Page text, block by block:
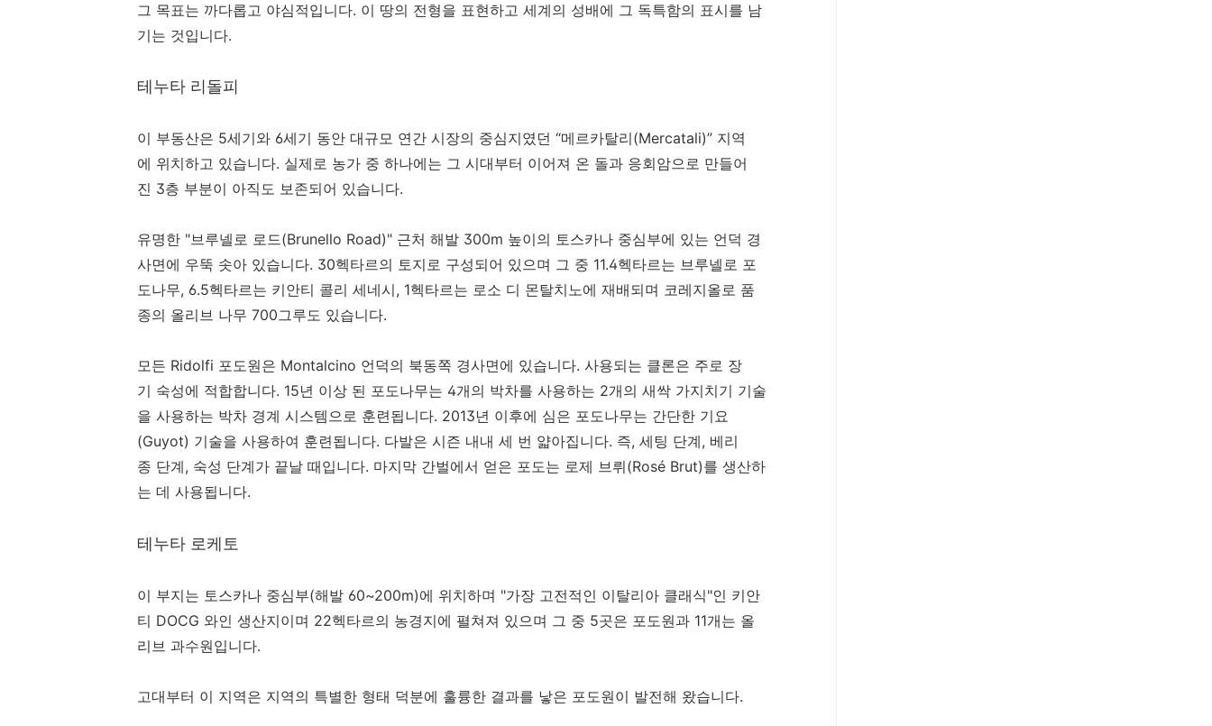
그 목표는 까다롭고 야심적입니다. 이 땅의 전형을 표현하고 세계의 성배에 그 독특함의 표시를 남
기는 것입니다.
테누타 리돌피
이 부동산은 5세기와 6세기 동안 대규모 연간 시장의 중심지였던 “메르카탈리(Mercatali)” 지역
에 위치하고 있습니다. 실제로 농가 중 하나에는 그 시대부터 이어져 온 돌과 응회암으로 만들어
진 3층 부분이 아직도 보존되어 있습니다.
유명한 "브루넬로 로드(Brunello Road)" 근처 해발 300m 높이의 토스카나 중심부에 있는 언덕 경
사면에 우뚝 솟아 있습니다. 30헥타르의 토지로 구성되어 있으며 그 중 11.4헥타르는 브루넬로 포
도나무, 6.5헥타르는 키안티 콜리 세네시, 1헥타르는 로소 디 몬탈치노에 재배되며 코레지올로 품
종의 올리브 나무 700그루도 있습니다.
모든 Ridolfi 포도원은 Montalcino 언덕의 북동쪽 경사면에 있습니다. 사용되는 클론은 주로 장
기 숙성에 적합합니다. 15년 이상 된 포도나무는 4개의 박차를 사용하는 2개의 새싹 가지치기 기술
을 사용하는 박차 경계 시스템으로 훈련됩니다. 2013년 이후에 심은 포도나무는 간단한 기요
(Guyot) 기술을 사용하여 훈련됩니다. 다발은 시즌 내내 세 번 얇아집니다. 즉, 세팅 단계, 베리
종 단계, 숙성 단계가 끝날 때입니다. 마지막 간벌에서 얻은 포도는 로제 브뤼(Rosé Brut)를 생산하
는 데 사용됩니다.
테누타 로케토
이 부지는 토스카나 중심부(해발 60~200m)에 위치하며 "가장 고전적인 이탈리아 클래식"인 키안
티 DOCG 와인 생산지이며 22헥타르의 농경지에 펼쳐져 있으며 그 중 5곳은 포도원과 11개는 올
리브 과수원입니다.
고대부터 이 지역은 지역의 특별한 형태 덕분에 훌륭한 결과를 낳은 포도원이 발전해 왔습니다.